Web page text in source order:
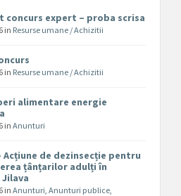
concurs expert – proba scrisa
in Resurse umane / Achizitii
in Resurse umane / Achizitii
alimentare energie
inAnunturi
Acțiune de dezinsecție pentru
țânțarilor adulți în
Jilava
inAnunturi,Anunturi publice,